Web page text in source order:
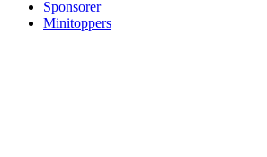
Sponsorer
Minitoppers